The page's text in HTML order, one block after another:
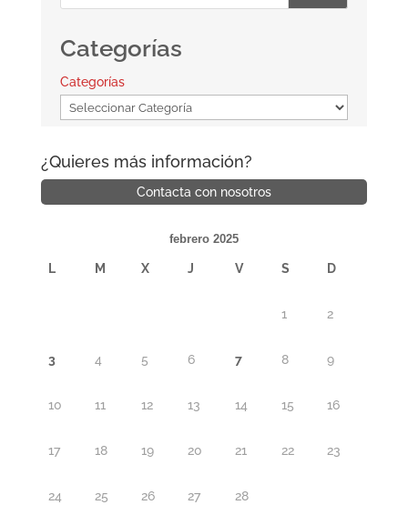
Categorías
Categorías
¿Quieres más información?
Contacta con nosotros
febrero 2025
L M X J V S D
1 2
3 4 5 6 7 8 9
10 11 12 13 14 15 16
17 18 19 20 21 22 23
24 25 26 27 28